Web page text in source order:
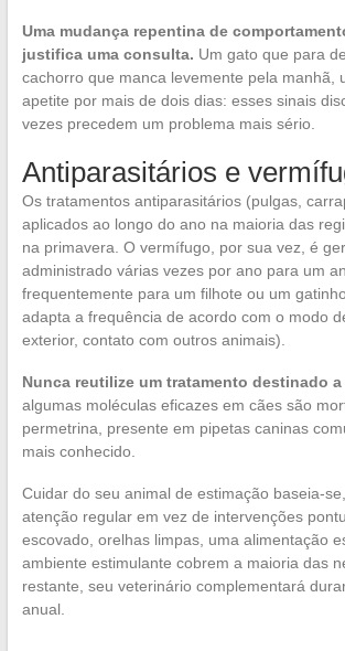
Uma mudança repentina de
justifica uma consulta. Um gato que para
cachorro que manca levemente pela manhã,
apetite por mais de dois dias: esses sinais
vezes precedem um problema mais sério.
Antiparasitários e
Os tratamentos antiparasitários (pulgas,
aplicados ao longo do ano na maioria das
na primavera. O vermífugo, por sua vez, é
administrado várias vezes por ano para um
frequentemente para um filhote ou um
adapta a frequência de acordo com o modo
exterior, contato com outros animais).
Nunca reutilize um tratamento destinado
algumas moléculas eficazes em cães são
permetrina, presente em pipetas caninas
mais conhecido.
Cuidar do seu animal de estimação baseia-
atenção regular em vez de intervenções
escovado, orelhas limpas, uma alimentação
ambiente estimulante cobrem a maioria das
restante, seu veterinário complementará
anual.